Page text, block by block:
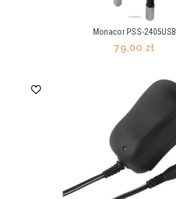
Monacor PSS-2405USB
79,00 zł